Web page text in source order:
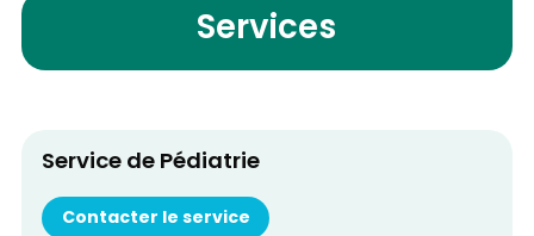
Services
Service de Pédiatrie
Contacter le service